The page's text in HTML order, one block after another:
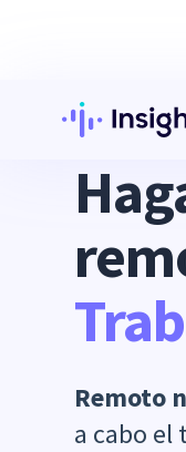
Remoto
a cabo el